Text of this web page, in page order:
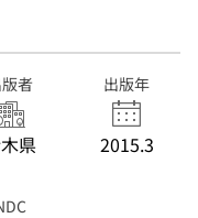
者
県
出版年
2015.3